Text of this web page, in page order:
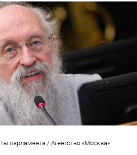
парламента / Агентство «Москва»